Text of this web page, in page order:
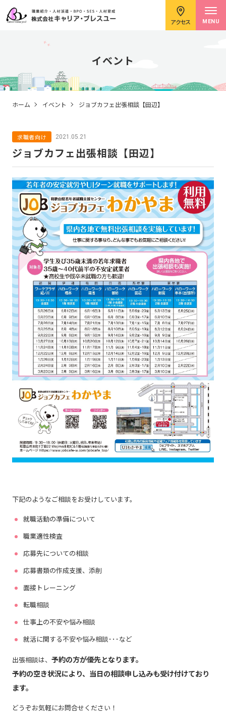
求職者のみなさまへ
企業のみなさまへ
キャリアコンサルタント紹介
イベント情報
強み
会社概要
お知らせ
コンプライアンス基本方針
個人情報の取扱について
個人情報保護方針
反社会的勢力排除方針
派遣事業者行動指針
アクセス MENU
イベント
ホーム イベント ジョブカフェ出張相談【田辺】
求職者向け 2021.05.21
ジョブカフェ出張相談【田辺】
下記のようなご相談をお受けしています。
就職活動の準備について
職業適性検査
応募先についての相談
応募書類の作成支援、添削
面接トレーニング
転職相談
仕事上の不安や悩み相談
就活に関する不安や悩み相談･･･など
出張相談は、 予約の方が優先となります。
予約の空き状況により、当日の相談申し込みも受け付けており
ます。
どうぞお気軽にお問合せください！